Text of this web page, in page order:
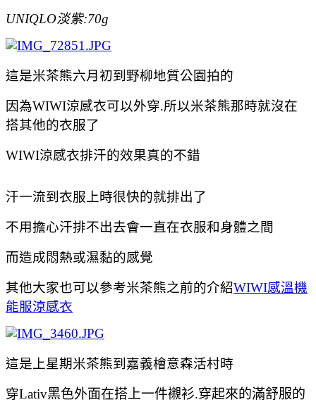
UNIQLO淡紫:70g
這是米茶熊六月初到野柳地質公園拍的
因為WIWI涼感衣可以外穿.所以米茶熊那時就沒在
搭其他的衣服了
WIWI涼感衣排汗的效果真的不錯
汗一流到衣服上時很快的就排出了
不用擔心汗排不出去會一直在衣服和身體之間
而造成悶熱或濕黏的感覺
其他大家也可以參考米茶熊之前的介紹WIWI感溫機
能服涼感衣
這是上星期米茶熊到嘉義檜意森活村時
穿Lativ黑色外面在搭上一件襯衫.穿起來的滿舒服的